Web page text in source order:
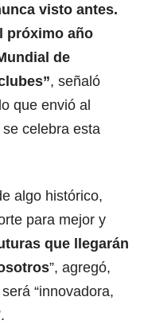
visto antes.
próximo año
de
”, señaló
que envió al
celebra esta
algo histórico,
para mejor y
que llegarán
”, agregó,
“innovadora,